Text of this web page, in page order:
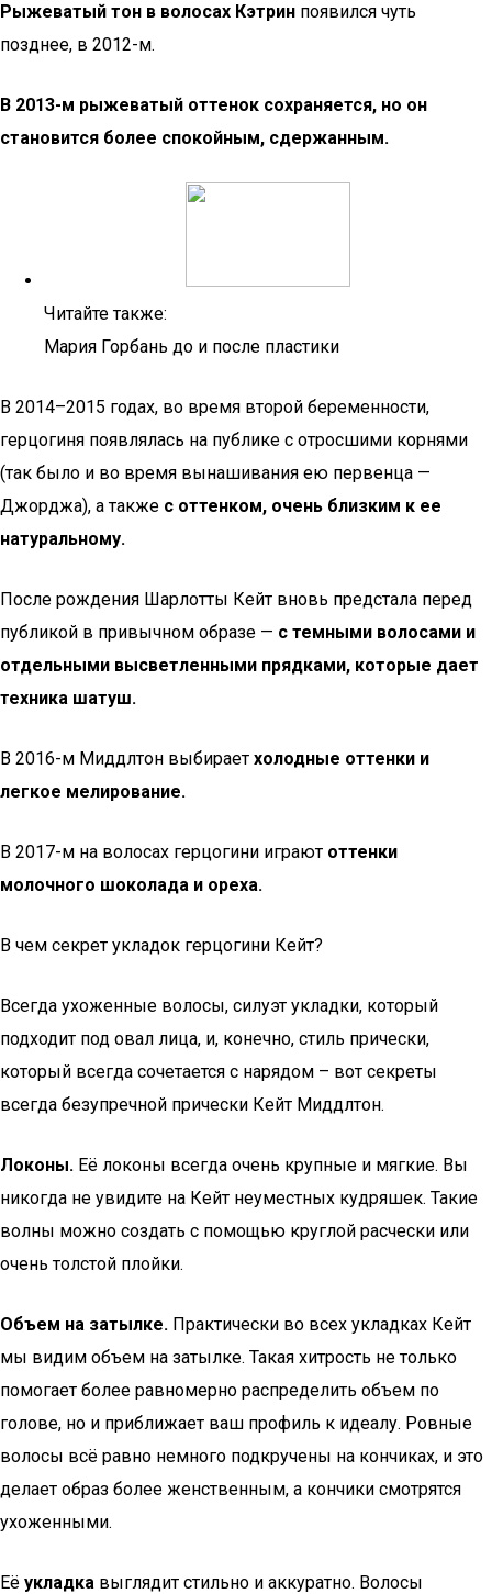
Рыжеватый тон в волосах Кэтрин появился чуть
позднее, в 2012-м.
В 2013-м рыжеватый оттенок сохраняется, но он
становится более спокойным, сдержанным.
Читайте также:
Мария Горбань до и после пластики
В 2014–2015 годах, во время второй беременности,
герцогиня появлялась на публике с отросшими корнями
(так было и во время вынашивания ею первенца —
Джорджа), а также с оттенком, очень близким к ее
натуральному.
После рождения Шарлотты Кейт вновь предстала перед
публикой в привычном образе — с темными волосами и
отдельными высветленными прядками, которые дает
техника шатуш.
В 2016-м Миддлтон выбирает холодные оттенки и
легкое мелирование.
В 2017-м на волосах герцогини играют оттенки
молочного шоколада и ореха.
В чем секрет укладок герцогини Кейт?
Всегда ухоженные волосы, силуэт укладки, который
подходит под овал лица, и, конечно, стиль прически,
который всегда сочетается с нарядом – вот секреты
всегда безупречной прически Кейт Миддлтон.
Локоны. Её локоны всегда очень крупные и мягкие. Вы
никогда не увидите на Кейт неуместных кудряшек. Такие
волны можно создать с помощью круглой расчески или
очень толстой плойки.
Объем на затылке. Практически во всех укладках Кейт
мы видим объем на затылке. Такая хитрость не только
помогает более равномерно распределить объем по
голове, но и приближает ваш профиль к идеалу. Ровные
волосы всё равно немного подкручены на кончиках, и это
делает образ более женственным, а кончики смотрятся
ухоженными.
Её укладка выглядит стильно и аккуратно. Волосы